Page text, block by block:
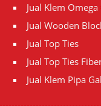
Jual Klem
Jual Wooden
Jual Top Ties
Jual Top Ties
Jual Klem Pipa